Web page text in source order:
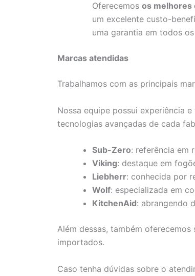
Oferecemos os melhores
um excelente custo-
uma garantia em todos
Marcas atendidas
Trabalhamos com as principais
Nossa equipe possui experiência
tecnologias avançadas de cada
Sub-Zero: referência em
Viking: destaque em
Liebherr: conhecida por
Wolf: especializada em
KitchenAid: abrangendo
Além dessas, também
importados.
Caso tenha dúvidas sobre o